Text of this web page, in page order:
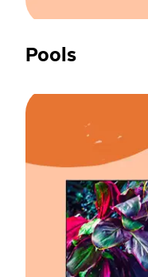
Pools